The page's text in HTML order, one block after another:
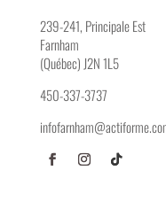
239-241, Principale Est
Farnham
(Québec) J2N 1L5
450-337-3737